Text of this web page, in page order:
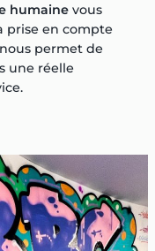
humaine vous
prise en compte
permet de
une réelle